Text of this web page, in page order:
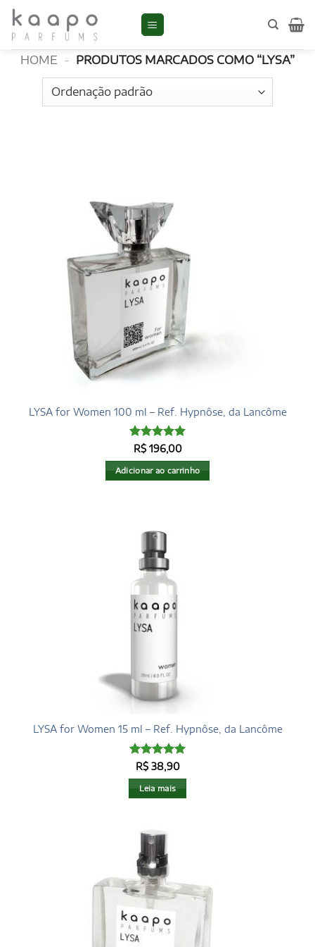
Skip
content
LYSA
HOME - PRODUTOS MARCADOS COMO “LYSA”
LYSA for Women 100 ml – Ref. Hypnôse, da Lancôme
Avaliação5
de 5
R$196,00
Adicionar ao carrinho
LYSA for Women 15 ml – Ref. Hypnôse, da Lancôme
Avaliação5
de 5
R$38,90
Leia mais